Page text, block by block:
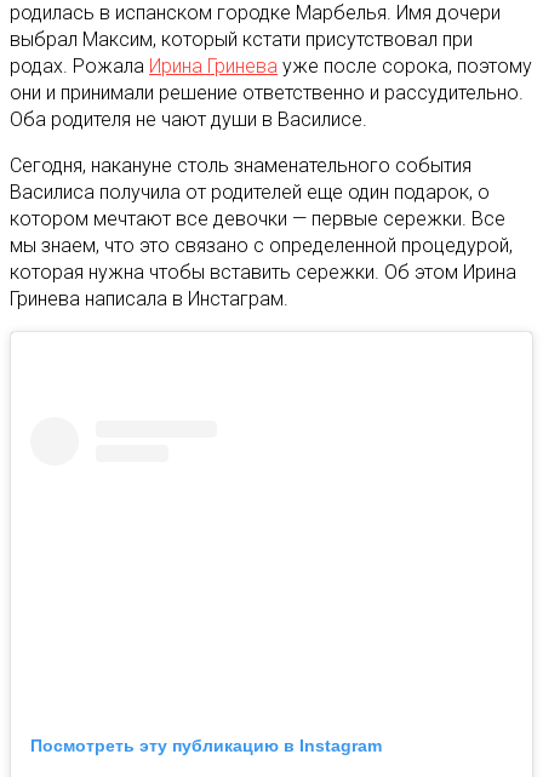
родилась в испанском городке Марбелья. Имя дочери
выбрал Максим, который кстати присутствовал при
родах. Рожала Ирина Гринева уже после сорока, поэтому
они и принимали решение ответственно и рассудительно.
Оба родителя не чают души в Василисе.
Сегодня, накануне столь знаменательного события
Василиса получила от родителей еще один подарок, о
котором мечтают все девочки — первые сережки. Все
мы знаем, что это связано с определенной процедурой,
которая нужна чтобы вставить сережки. Об этом Ирина
Гринева написала в Инстаграм.
Посмотреть эту публикацию в Instagram